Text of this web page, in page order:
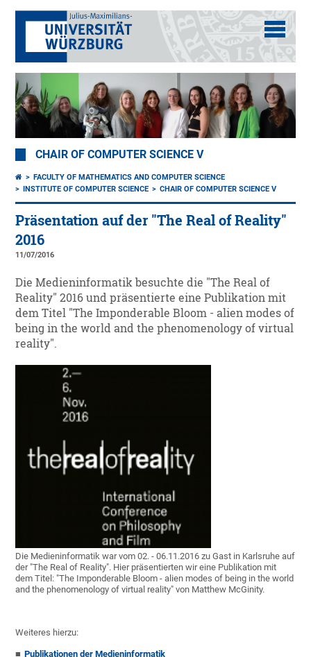
CHAIR OF COMPUTER SCIENCE V
FACULTY OF MATHEMATICS AND COMPUTER SCIENCE
INSTITUTE OF COMPUTER SCIENCE
CHAIR OF COMPUTER SCIENCE V
Präsentation auf der "The Real of Reality"
2016
11/07/2016
Die Medieninformatik besuchte die "The Real of
Reality" 2016 und präsentierte eine Publikation mit
dem Titel "The Imponderable Bloom - alien modes of
being in the world and the phenomenology of virtual
reality".
Die Medieninformatik war vom 02. - 06.11.2016 zu Gast in Karlsruhe auf
der "The Real of Reality". Hier präsentierten wir eine Publikation mit
dem Titel: "The Imponderable Bloom - alien modes of being in the world
and the phenomenology of virtual reality" von Matthew McGinity.
Weiteres hierzu:
Publikationen der Medieninformatik